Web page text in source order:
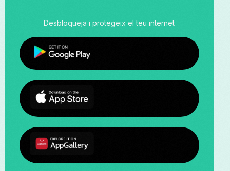
Desbloqueja i protegeix el teu internet